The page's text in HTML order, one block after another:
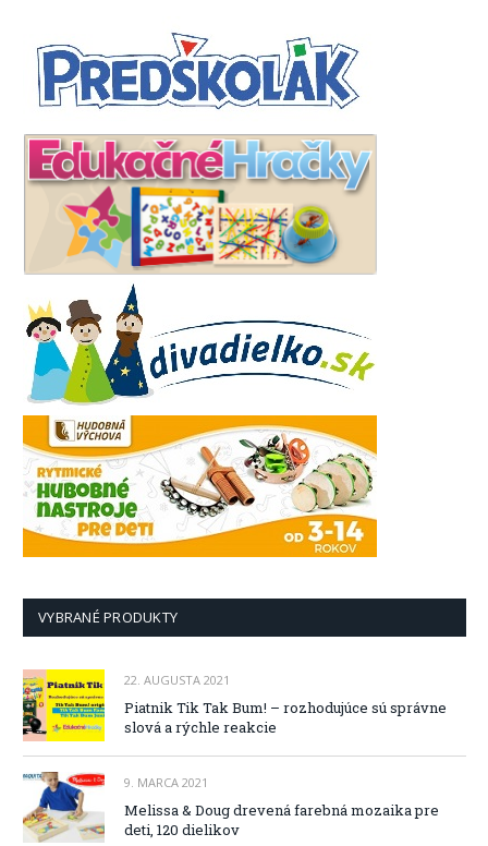
VYBRANÉ PRODUKTY
22. AUGUSTA 2021
Piatnik Tik Tak Bum! – rozhodujúce sú správne
slová a rýchle reakcie
9. MARCA 2021
Melissa & Doug drevená farebná mozaika pre
deti, 120 dielikov